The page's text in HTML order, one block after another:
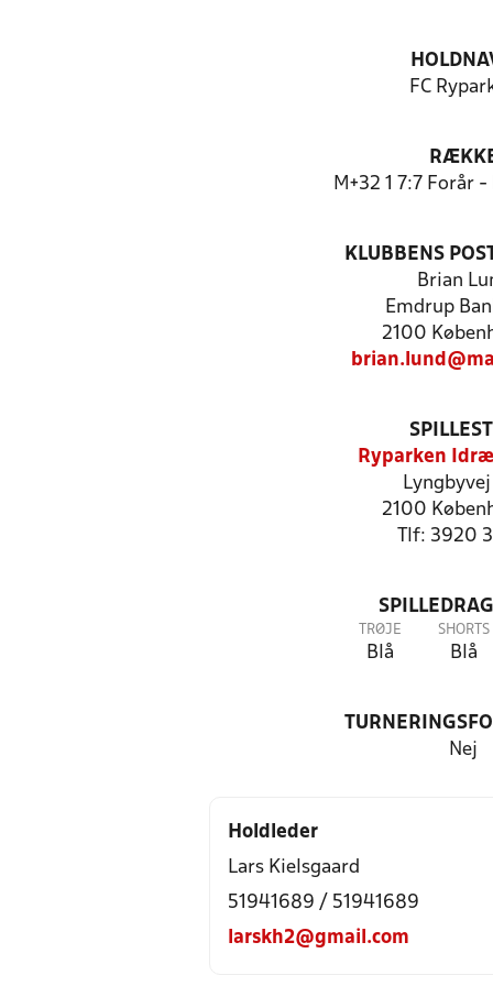
FC
M+32 1 7:7 Forår
KLUBBENS
Brian
Emdrup
2100
Ryparken
Lyngbyvej
2100
Tlf: 3920
TRØJE
Blå
SHORTS
Blå
Nej
Holdleder
Lars Kielsgaard
51941689 / 51941689
larskh2@gmail.com